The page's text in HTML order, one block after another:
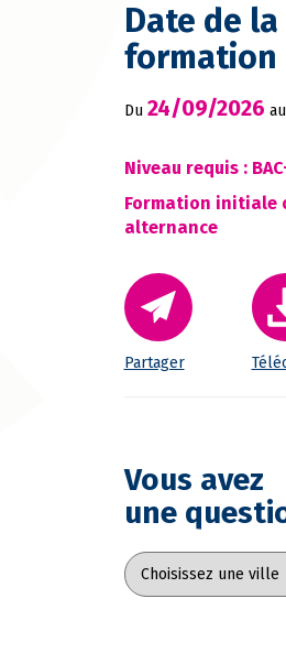
Date de la
formation
Du 24/09/2026 au
Niveau requis :
Formation initiale
alternance
Partager
Vous avez
une